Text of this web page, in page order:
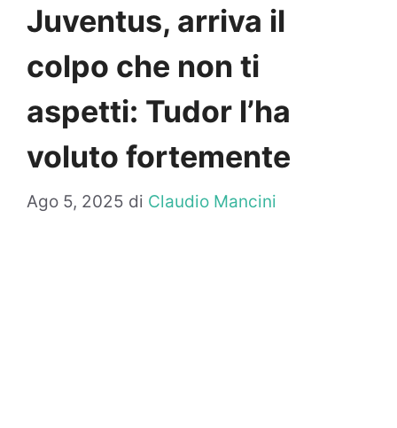
Juventus, arriva il
colpo che non ti
aspetti: Tudor l’ha
voluto fortemente
Ago 5, 2025 di Claudio Mancini